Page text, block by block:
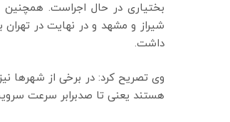
بختیاری در حال اجراست. همچنین
شیراز و مشهد و در نهایت در تهران
داشت.
هستند یعنی تا صدبرابر سرعت